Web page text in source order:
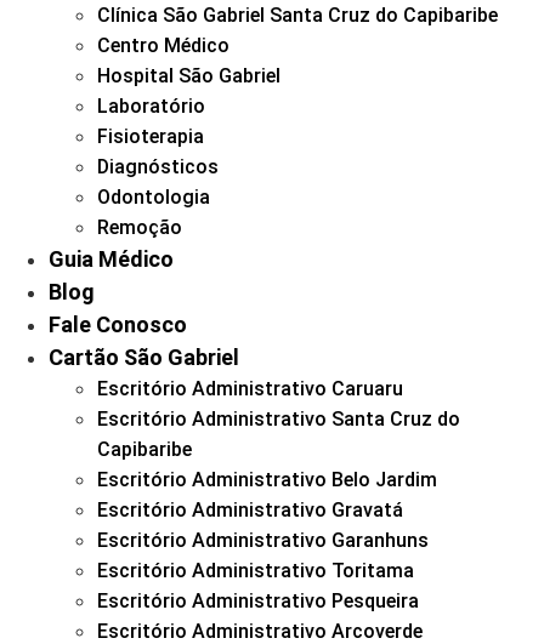
Clínica São Gabriel Santa Cruz do Capibaribe
Centro Médico
Hospital São Gabriel
Laboratório
Fisioterapia
Diagnósticos
Odontologia
Remoção
Guia Médico
Blog
Fale Conosco
Cartão São Gabriel
Escritório Administrativo Caruaru
Escritório Administrativo Santa Cruz do
Capibaribe
Escritório Administrativo Belo Jardim
Escritório Administrativo Gravatá
Escritório Administrativo Garanhuns
Escritório Administrativo Toritama
Escritório Administrativo Pesqueira
Escritório Administrativo Arcoverde